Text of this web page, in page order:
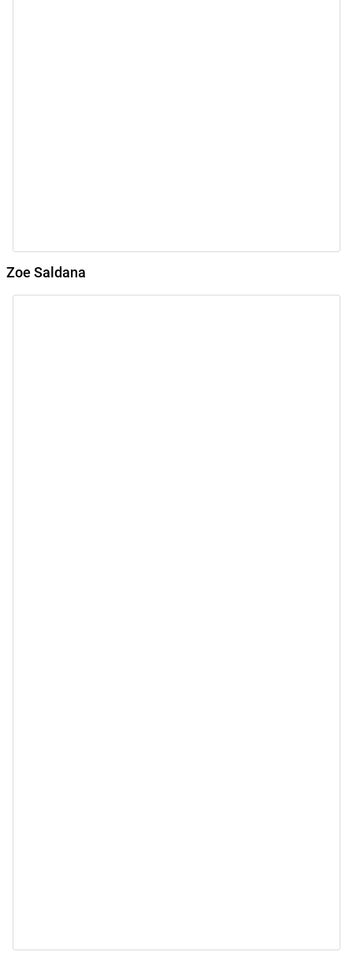
Zoe Saldana